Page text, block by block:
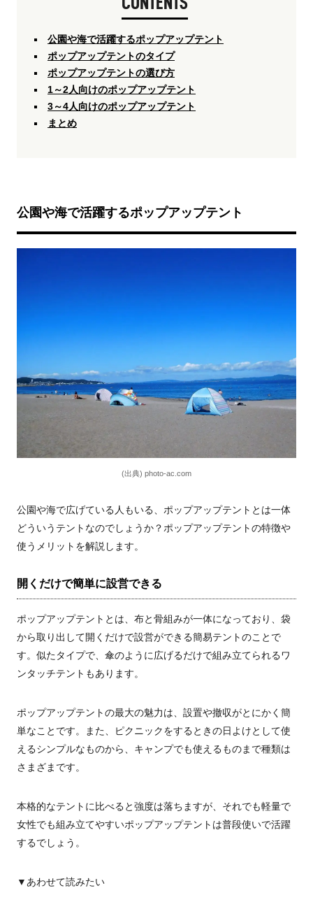
公園や海で活躍するポップアップテント
ポップアップテントのタイプ
ポップアップテントの選び方
1～2人向けのポップアップテント
3～4人向けのポップアップテント
まとめ
公園や海で活躍するポップアップテント
(出典) photo-ac.com
公園や海で広げている人もいる、ポップアップテントとは一体
どういうテントなのでしょうか？ポップアップテントの特徴や
使うメリットを解説します。
開くだけで簡単に設営できる
ポップアップテントとは、布と骨組みが一体になっており、袋
から取り出して開くだけで設営ができる簡易テントのことで
す。似たタイプで、傘のように広げるだけで組み立てられるワ
ンタッチテントもあります。
ポップアップテントの最大の魅力は、設置や撤収がとにかく簡
単なことです。また、ピクニックをするときの日よけとして使
えるシンプルなものから、キャンプでも使えるものまで種類は
さまざまです。
本格的なテントに比べると強度は落ちますが、それでも軽量で
女性でも組み立てやすいポップアップテントは普段使いで活躍
するでしょう。
▼あわせて読みたい